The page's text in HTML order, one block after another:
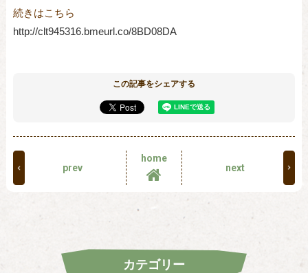
http://clt945316.bmeurl.co/8BD08DA
この記事をシェアする
prev
home
next
カテゴリー